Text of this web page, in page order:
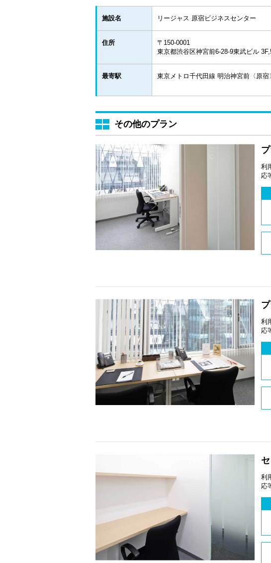
施設名 リージャス 原宿ビジネスセンター
住所
〒150-0001
東京都渋谷区神宮前6-28-9東武ビル
最寄駅 東京メトロ千代田線 明治神宮前〈原宿
その他のプラン
利
応
利
応
利
応